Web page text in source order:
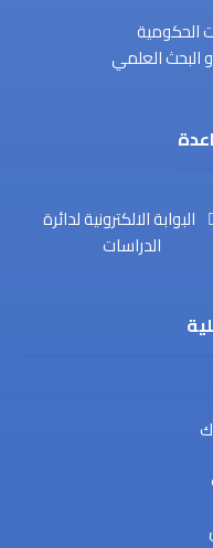
الحكومية
و البحث العلمي
البوابة الالكترونية لدائرة
الدراسات